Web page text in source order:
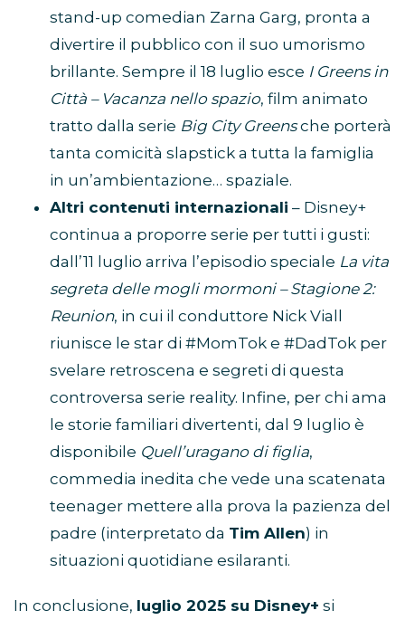
stand-up comedian Zarna Garg, pronta a
divertire il pubblico con il suo umorismo
brillante. Sempre il 18 luglio esce I Greens in
Città – Vacanza nello spazio, film animato
tratto dalla serie Big City Greensche porterà
tanta comicità slapstick a tutta la famiglia
in un’ambientazione… spaziale.
Altri contenuti internazionali – Disney+
continua a proporre serie per tutti i gusti:
dall’11 luglio arriva l’episodio speciale La vita
segreta delle mogli mormoni – Stagione 2:
Reunion, in cui il conduttore Nick Viall
riunisce le star di #MomTok e #DadTok per
svelare retroscena e segreti di questa
controversa serie reality. Infine, per chi ama
le storie familiari divertenti, dal 9 luglio è
disponibile Quell’uragano di figlia,
commedia inedita che vede una scatenata
teenager mettere alla prova la pazienza del
padre (interpretato da Tim Allen) in
situazioni quotidiane esilaranti.
In conclusione, luglio 2025 su Disney+ si